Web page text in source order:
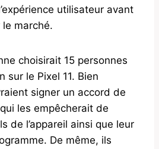
utilisateur avant
marché.
choisirait 15 personnes
sur le Pixel 11. Bien
signer un accord de
les empêcherait de
de l’appareil ainsi que leur
De même, ils